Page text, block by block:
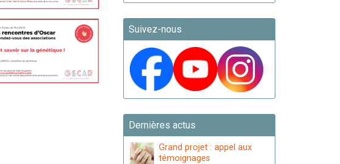
Suivez-nous
Dernières actus
Grand projet : appel aux
témoignages